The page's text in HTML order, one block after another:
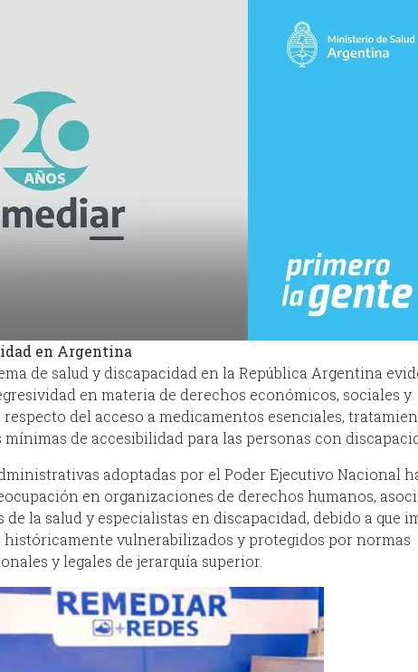
en Argentina
de salud y discapacidad en la República Argentina
en materia de derechos económicos, sociales y
del acceso a medicamentos esenciales,
de accesibilidad para las personas con
adoptadas por el Poder Ejecutivo Nacional
en organizaciones de derechos humanos,
la salud y especialistas en discapacidad, debido a que
históricamente vulnerabilizados y protegidos por normas
y legales de jerarquía superior.